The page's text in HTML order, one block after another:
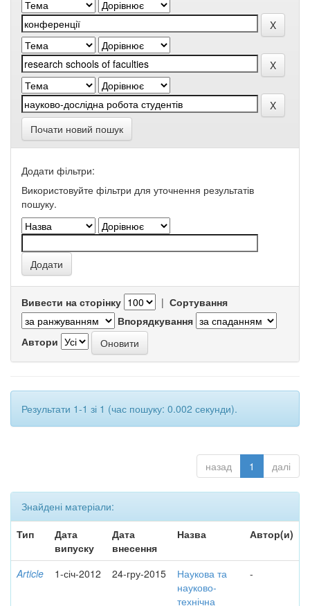
Почати новий пошук
Додати фільтри:
Використовуйте фільтри для уточнення результатів
пошуку.
Вивести на сторінку | Сортування
Впорядкування
Автори
Результати 1-1 зі 1 (час пошуку: 0.002 секунди).
назад 1 далі
Знайдені матеріали:
Тип
Дата
випуску
Дата
внесення
Назва Автор(и)
Article 1-січ-2012 24-гру-2015
Наукова та
науково-
технічна
-